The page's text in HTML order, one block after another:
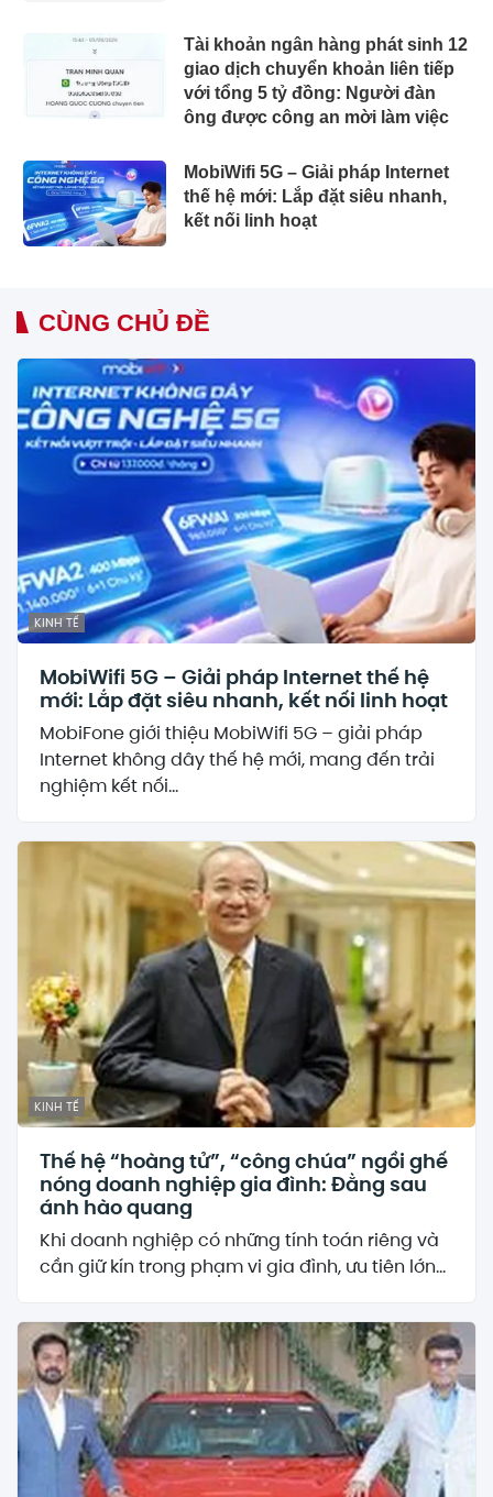
Tài khoản ngân hàng phát sinh 12
giao dịch chuyển khoản liên tiếp
với tổng 5 tỷ đồng: Người đàn
ông được công an mời làm việc
MobiWifi 5G – Giải pháp Internet
thế hệ mới: Lắp đặt siêu nhanh,
kết nối linh hoạt
CÙNG CHỦ ĐỀ
KINH TẾ
MobiWifi 5G – Giải pháp Internet thế hệ
mới: Lắp đặt siêu nhanh, kết nối linh hoạt
MobiFone giới thiệu MobiWifi 5G – giải pháp
Internet không dây thế hệ mới, mang đến trải
nghiệm kết nối...
KINH TẾ
Thế hệ “hoàng tử”, “công chúa” ngồi ghế
nóng doanh nghiệp gia đình: Đằng sau
ánh hào quang
Khi doanh nghiệp có những tính toán riêng và
cần giữ kín trong phạm vi gia đình, ưu tiên lớn...